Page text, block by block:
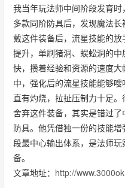
我当年玩法师中间阶段发育
多款同阶防具后，发现魔法
戴这件装备后，流星技能的
提升，单刷猪洞、蜈蚣洞的
快，攒着经验和资源的速度
中，强化后的流星技能能够
直有灼烧，拉扯压制力十足
舍弃这件装备，其实是错过
防具。他凭借独一份的技能‌
段最中心输出体系，是法师
备。
文章地址： http://